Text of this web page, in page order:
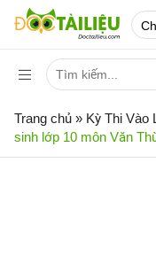
Trang chủ » Kỳ Thi Vào
sinh lớp 10 môn Văn